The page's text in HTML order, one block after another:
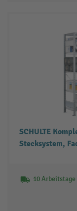
SCHULTE
Stecksystem,
10 Arbeitstage